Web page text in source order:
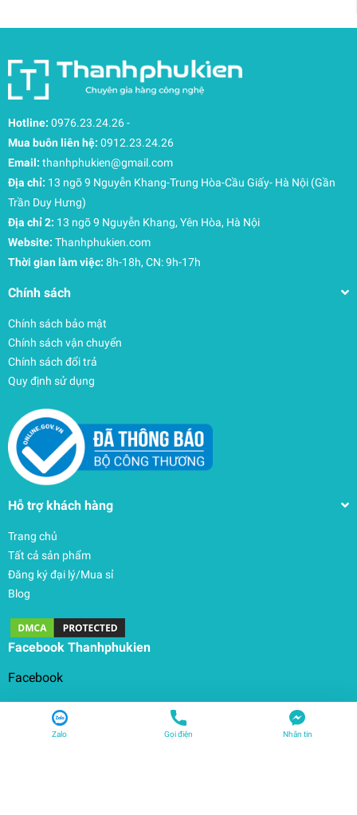
Hotline: 0976.23.24.26-
Mua buôn liên hệ: 0912.23.24.26
Email: thanhphukien@gmail.com
Địa chỉ: 13 ngõ 9 Nguyễn Khang-Trung Hòa-Cầu Giấy- Hà Nội (Gần
Trần Duy Hưng)
Địa chỉ 2: 13 ngõ 9 Nguyễn Khang, Yên Hòa, Hà Nội
Website: Thanhphukien.com
Thời gian làm việc: 8h-18h, CN: 9h-17h
Chính sách
Chính sách bảo mật
Chính sách vận chuyển
Chính sách đổi trả
Quy định sử dụng
Hỗ trợ khách hàng
Trang chủ
Tất cả sản phẩm
Đăng ký đại lý/Mua sỉ
Blog
Facebook Thanhphukien
Zalo Gọi điện Nhắn tin